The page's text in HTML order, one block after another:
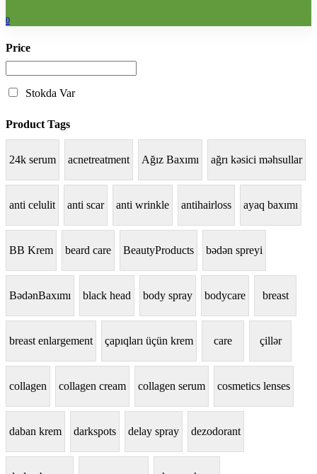
0
Price
Stokda Var
Product Tags
24k serum acnetreatment Ağız Baxımı ağrı kəsici məhsullar
anti celulit anti scar anti wrinkle antihairloss ayaq baxımı
BB Krem beard care BeautyProducts bədən spreyi
BədənBaxımı black head body spray bodycare breast
breast enlargement çapıqları üçün krem care çillər
collagen collagen cream collagen serum cosmetics lenses
daban krem darkspots delay spray dezodorant